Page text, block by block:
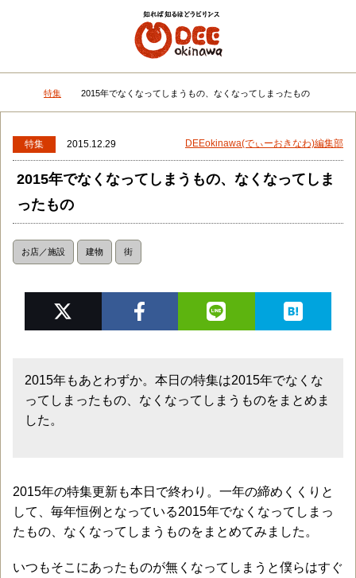
DEEokinawaトップ
特集 2015年でなくなってしまうもの、なくなってしまったもの
特集 2015.12.29 DEEokinawa(でぃーおきなわ)編集部
2015年でなくなってしまうもの、なくなってしま
ったもの
お店／施設 建物 街
2015年もあとわずか。本日の特集は2015年でなくな
ってしまったもの、なくなってしまうものをまとめま
した。
2015年の特集更新も本日で終わり。一年の締めくくりと
して、毎年恒例となっている2015年でなくなってしまっ
たもの、なくなってしまうものをまとめてみました。
いつもそこにあったものが無くなってしまうと僕らはすぐ